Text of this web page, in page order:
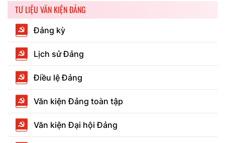
TƯ LIỆU VĂN KIỆN ĐẢNG
Đảng kỳ
Lịch sử Đảng
Điều lệ Đảng
Văn kiện Đảng toàn tập
Văn kiện Đại hội Đảng